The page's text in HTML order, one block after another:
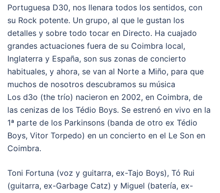
Portuguesa D30, nos llenara todos los sentidos, con
su Rock potente. Un grupo, al que le gustan los
detalles y sobre todo tocar en Directo. Ha cuajado
grandes actuaciones fuera de su Coimbra local,
Inglaterra y España, son sus zonas de concierto
habituales, y ahora, se van al Norte a Miño, para que
muchos de nosotros descubramos su música
Los d3o (the trío) nacieron en 2002, en Coimbra, de
las cenizas de los Tédio Boys. Se estrenó en vivo en la
1ª parte de los Parkinsons (banda de otro ex Tédio
Boys, Vitor Torpedo) en un concierto en el Le Son en
Coimbra.
Toni Fortuna (voz y guitarra, ex-Tajo Boys), Tó Rui
(guitarra, ex-Garbage Catz) y Miguel (batería, ex-